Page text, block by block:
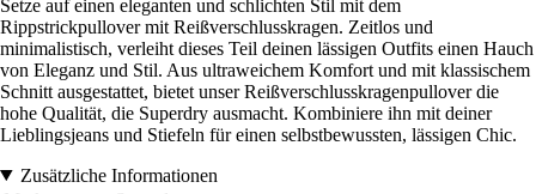
Setze auf einen eleganten und schlichten Stil mit dem
Rippstrickpullover mit Reißverschlusskragen. Zeitlos und
minimalistisch, verleiht dieses Teil deinen lässigen Outfits einen Hauch
von Eleganz und Stil. Aus ultraweichem Komfort und mit klassischem
Schnitt ausgestattet, bietet unser Reißverschlusskragenpullover die
hohe Qualität, die Superdry ausmacht. Kombiniere ihn mit deiner
Lieblingsjeans und Stiefeln für einen selbstbewussten, lässigen Chic.
Zusätzliche Informationen